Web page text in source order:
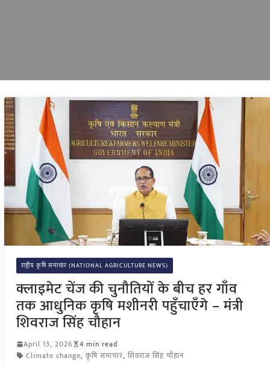
राष्ट्रीय कृषि समाचार (NATIONAL AGRICULTURE NEWS)
क्लाइमेट चेंज की चुनौतियों के बीच हर गाँव
तक आधुनिक कृषि मशीनरी पहुँचाएँगे – मंत्री
शिवराज सिंह चौहान
April 13, 2026
4 min read
Climate change, कृषि समाचार, शिवराज सिंह चौहान